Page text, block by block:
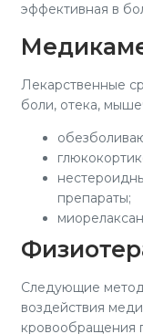
эффективная в
Лекарственные
боли, отека,
препараты;
Следующие
воздействия
кровообращения